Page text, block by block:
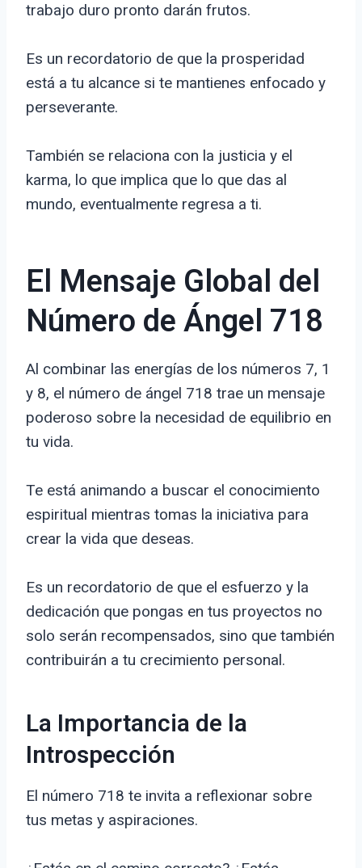
trabajo duro pronto darán frutos.
Es un recordatorio de que la prosperidad
está a tu alcance si te mantienes enfocado y
perseverante.
También se relaciona con la justicia y el
karma, lo que implica que lo que das al
mundo, eventualmente regresa a ti.
El Mensaje Global del
Número de Ángel 718
Al combinar las energías de los números 7, 1
y 8, el número de ángel 718 trae un mensaje
poderoso sobre la necesidad de equilibrio en
tu vida.
Te está animando a buscar el conocimiento
espiritual mientras tomas la iniciativa para
crear la vida que deseas.
Es un recordatorio de que el esfuerzo y la
dedicación que pongas en tus proyectos no
solo serán recompensados, sino que también
contribuirán a tu crecimiento personal.
La Importancia de la
Introspección
El número 718 te invita a reflexionar sobre
tus metas y aspiraciones.